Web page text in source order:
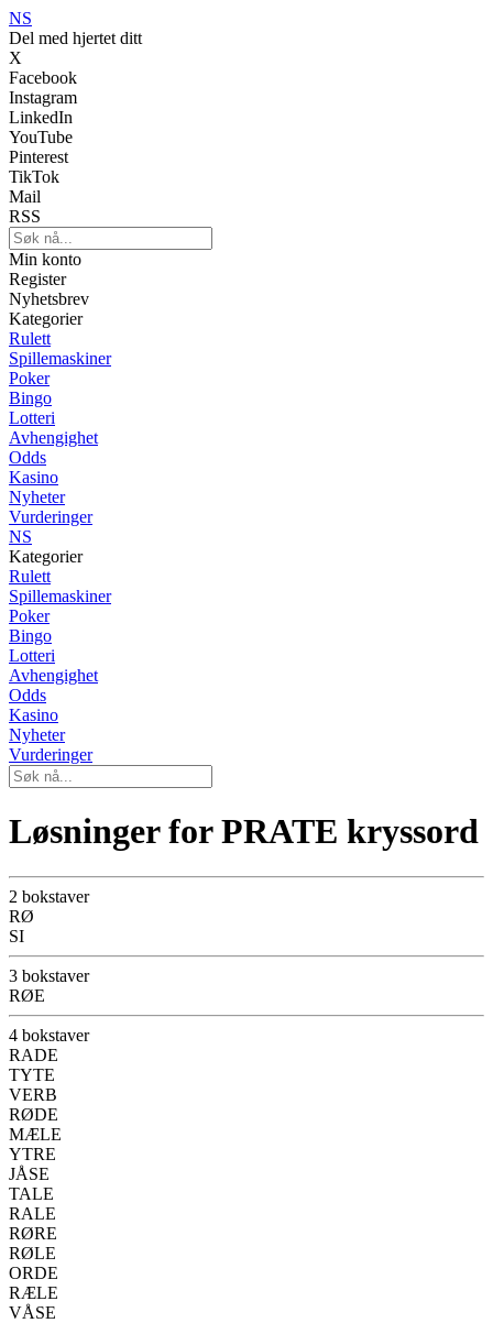
NS
Del med hjertet ditt
X
Facebook
Instagram
LinkedIn
YouTube
Pinterest
TikTok
Mail
RSS
Min konto
Register
Nyhetsbrev
Kategorier
Rulett
Spillemaskiner
Poker
Bingo
Lotteri
Avhengighet
Odds
Kasino
Nyheter
Vurderinger
NS
Kategorier
Rulett
Spillemaskiner
Poker
Bingo
Lotteri
Avhengighet
Odds
Kasino
Nyheter
Vurderinger
Løsninger for PRATE kryssord
2 bokstaver
RØ
SI
3 bokstaver
RØE
4 bokstaver
RADE
TYTE
VERB
RØDE
MÆLE
YTRE
JÅSE
TALE
RALE
RØRE
RØLE
ORDE
RÆLE
VÅSE